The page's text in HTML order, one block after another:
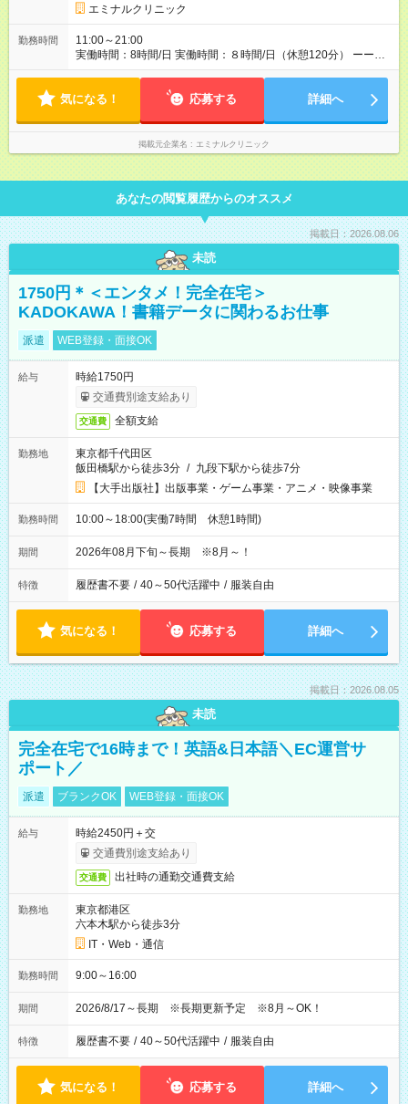
みなし残業代 46,900円／月 みなし残業時間 23時間／月
エミナルクリニック
勤務時間
11:00～21:00
実働時間：8時間/日 実働時間：８時間/日（休憩120分） ーーー
ーーーーーーー ◆残業少なめ＆通勤も楽々◆ ーーーーーーーー
シュを避けて通勤できるため快適♪ ーーーーーーーーーー ◆夜勤
勤や当直はありません♪
気になる！ 応募する 詳細へ
掲載元企業名 エミナルクリニック
あなたの閲覧履歴からのオススメ
掲載日：2026.08.06
未読
1750円＊＜エンタメ！完全在宅＞
KADOKAWA！書籍データに関わるお仕事
派遣 WEB登録・面接OK
給与
時給1750円
交通費別途支給あり
交通費 全額支給
勤務地
東京都千代田区
飯田橋駅から徒歩3分 / 九段下駅から徒歩7分
【大手出版社】出版事業・ゲーム事業・アニメ・映像事業
勤務時間 10:00～18:00(実働7時間 休憩1時間)
期間 2026年08月下旬～長期 ※8月～！
特徴 履歴書不要 / 40～50代活躍中 / 服装自由
気になる！ 応募する 詳細へ
掲載日：2026.08.05
未読
完全在宅で16時まで！英語&日本語＼EC運営サ
ポート／
派遣 ブランクOK WEB登録・面接OK
給与
時給2450円＋交
交通費別途支給あり
交通費 出社時の通勤交通費支給
勤務地
東京都港区
六本木駅から徒歩3分
IT・Web・通信
勤務時間 9:00～16:00
期間 2026/8/17～長期 ※長期更新予定 ※8月～OK！
特徴 履歴書不要 / 40～50代活躍中 / 服装自由
気になる！ 応募する 詳細へ